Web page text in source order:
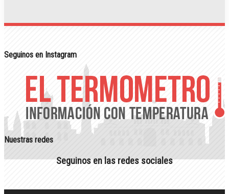
Seguinos en Instagram
Nuestras redes
Seguinos en las redes sociales